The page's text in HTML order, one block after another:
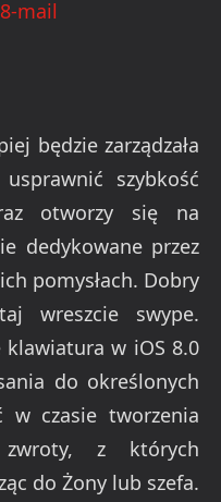
będzie zarządzała
szybkość
otworzy się na
dedykowane przez
pomysłach. Dobry
wreszcie swype.
w iOS 8.0
do określonych
w czasie tworzenia
z których
do Żony lub szefa.